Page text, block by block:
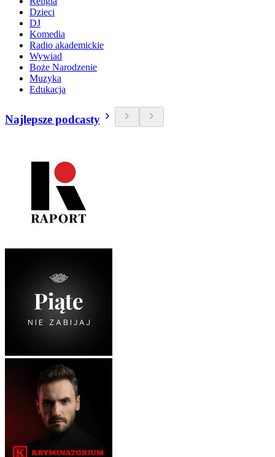
Dzieci
DJ
Komedia
Radio akademickie
Wywiad
Boże Narodzenie
Muzyka
Edukacja
Najlepsze podcasty